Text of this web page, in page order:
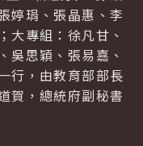
婷琄、張晶惠、李
大專組：徐凡甘、
吳思穎、張易嘉、
行，由教育部部長
賀，總統府副秘書